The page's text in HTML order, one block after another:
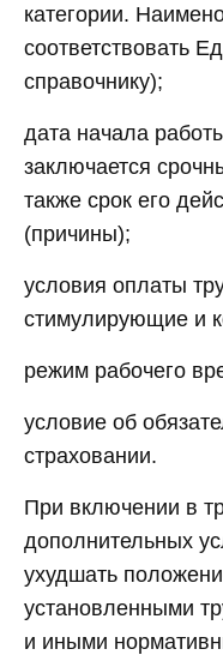
категории.
соответствовать
справочнику);
дата начала
заключается
также срок его
(причины);
условия оплаты
стимулирующие и
режим рабочего
условие об
страховании.
При включении в
дополнительных
ухудшать
установленными
и иными